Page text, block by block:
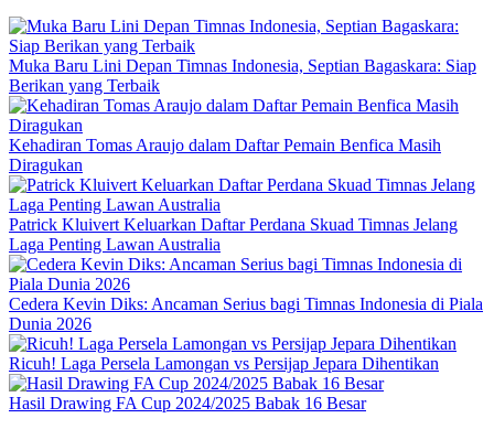
Muka Baru Lini Depan Timnas Indonesia, Septian Bagaskara: Siap
Berikan yang Terbaik
Kehadiran Tomas Araujo dalam Daftar Pemain Benfica Masih
Diragukan
Patrick Kluivert Keluarkan Daftar Perdana Skuad Timnas Jelang
Laga Penting Lawan Australia
Cedera Kevin Diks: Ancaman Serius bagi Timnas Indonesia di Piala
Dunia 2026
Ricuh! Laga Persela Lamongan vs Persijap Jepara Dihentikan
Hasil Drawing FA Cup 2024/2025 Babak 16 Besar